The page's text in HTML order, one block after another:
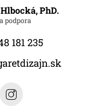
PhD.
181 235